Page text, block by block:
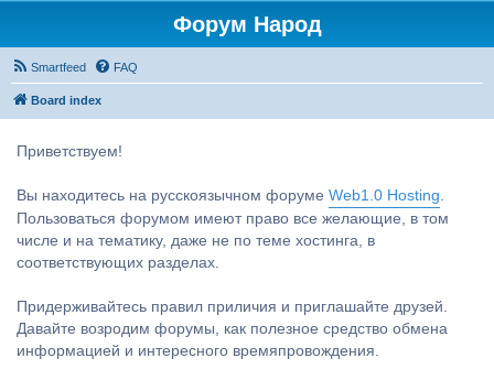
Форум Народ
Smartfeed FAQ
Board index
Приветствуем!
Вы находитесь на русскоязычном форуме Web1.0 Hosting.
Пользоваться форумом имеют право все желающие, в том
числе и на тематику, даже не по теме хостинга, в
соответствующих разделах.
Придерживайтесь правил приличия и приглашайте друзей.
Давайте возродим форумы, как полезное средство обмена
информацией и интересного времяпровождения.